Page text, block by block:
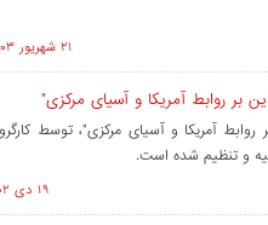
۲۱ شهريور ۱۴۰۳ ساعت ۱۴:۴۴
بر روابط آمریکا و آسیای مرکزی"
روابط آمریکا و آسیای مرکزی"، توسط
و تنظیم شده است.
۱۹ دی ۱۴۰۲ ساعت ۱۳:۳۱